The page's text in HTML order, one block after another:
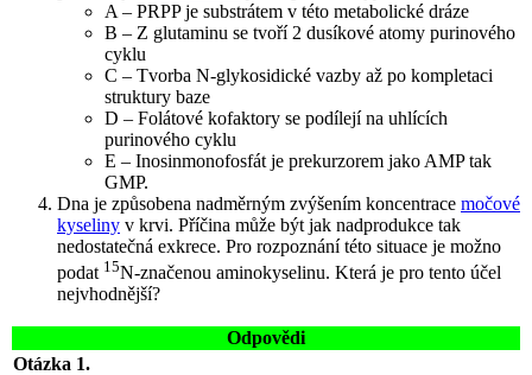
A – PRPP je substrátem v této metabolické dráze
B – Z glutaminu se tvoří 2 dusíkové atomy purinového
cyklu
C – Tvorba N-glykosidické vazby až po kompletaci
struktury baze
D – Folátové kofaktory se podílejí na uhlících
purinového cyklu
E – Inosinmonofosfát je prekurzorem jako AMP tak
GMP.
Dna je způsobena nadměrným zvýšením koncentrace močové
kyseliny v krvi. Příčina může být jak nadprodukce tak
nedostatečná exkrece. Pro rozpoznání této situace je možno
podat 15N-značenou aminokyselinu. Která je pro tento účel
nejvhodnější?
Odpovědi
Otázka 1.